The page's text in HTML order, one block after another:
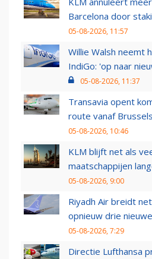
Barcelona door
05-08-2026, 11:57
Willie Walsh neemt
IndiGo: 'op naar
05-08-2026, 11:37
Transavia opent
route vanaf
05-08-2026, 10:46
KLM blijft net als
maatschappijen
05-08-2026, 9:00
Riyadh Air breidt
opnieuw drie
05-08-2026, 7:29
Directie Lufthansa